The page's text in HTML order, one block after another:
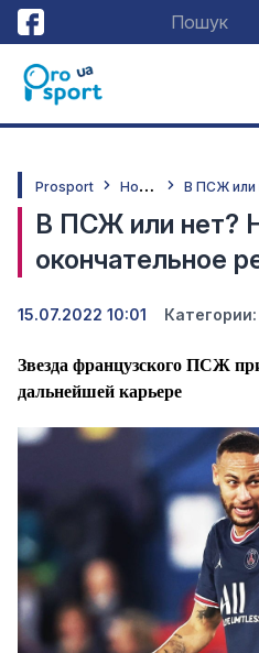
Prosport Н
овини
В ПСЖ или нет?
окончательное
15.07.2022 10:01 Категории:
Звезда французского ПСЖ
дальнейшей карьере